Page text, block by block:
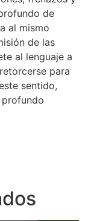
de
al mismo
de las
al lenguaje a
para
sentido,